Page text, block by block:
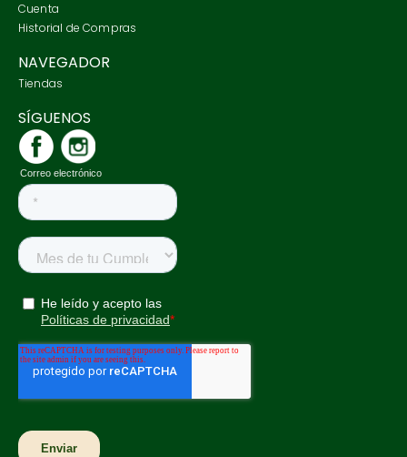
Cuenta
Historial de Compras
NAVEGADOR
Tiendas
SÍGUENOS